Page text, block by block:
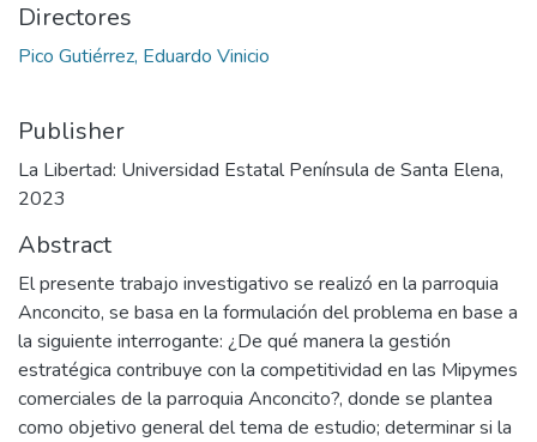
Directores
Pico Gutiérrez, Eduardo Vinicio
Publisher
La Libertad: Universidad Estatal Península de Santa Elena,
2023
Abstract
El presente trabajo investigativo se realizó en la parroquia
Anconcito, se basa en la formulación del problema en base a
la siguiente interrogante: ¿De qué manera la gestión
estratégica contribuye con la competitividad en las Mipymes
comerciales de la parroquia Anconcito?, donde se plantea
como objetivo general del tema de estudio; determinar si la